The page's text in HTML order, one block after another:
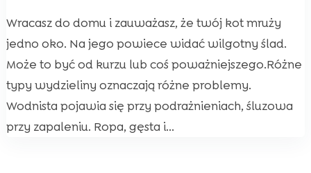
Wracasz do domu i zauważasz, że twój kot mruży
jedno oko. Na jego powiece widać wilgotny ślad.
Może to być od kurzu lub coś poważniejszego.Różne
typy wydzieliny oznaczają różne problemy.
Wodnista pojawia się przy podrażnieniach, śluzowa
przy zapaleniu. Ropa, gęsta i...